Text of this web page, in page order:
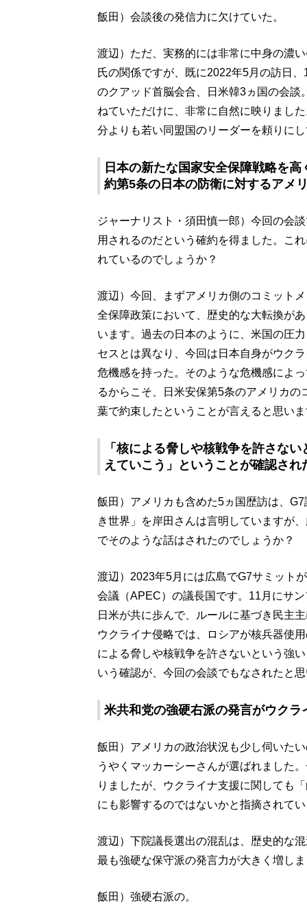
飯田）会談後の発信力に欠けていた。
渡辺）ただ、実務的には非常に中身の濃
氏の関係ですが、既に2022年5月の訪日
のクアッド首脳会合、日米韓3ヵ国の会
ねていただけに、非常に自然に映りまし
分よりも若い同盟国のリーダーを頼りに
日本の新たな国家安全保障戦略を
約第5条の日本の防衛に対するアメ
ジャーナリスト・須田慎一郎）今回の会
用されるのだという確約を得ました。こ
れているのでしょうか？
渡辺）今回、まずアメリカ側のコミット
全保障政策において、歴史的な大転換が
います。過去の日本のように、米国の圧
セスとは異なり、今回は日本自身がウク
危機感を持った。そのような危機感によ
るからこそ、日米安保第5条のアメリカ
葉で約束したということが言えると思い
「核による脅しや核戦争を許さな
えていこう」ということが確認され
飯田）アメリカも含めた5ヵ国歴訪は、
き世界」を岸田さんは言明していますが
でそのような話はされたのでしょうか？
渡辺）2023年5月には広島でG7サミット
会議（APEC）の議長国です。11月にサ
日米が共に歩んで、ルールに基づき民主
ウクライナ侵略では、ロシアが核兵器使
による脅しや核戦争を許さないという強
いう確認が、今回の会談でもなされたと
米共和党の強硬右派の発言がウク
飯田）アメリカの政治状況も少し伺いた
うやくマッカーシーさんが選ばれました
りましたが、ウクライナ支援に関しても
にも影響するのではないかと指摘されて
渡辺）下院議長選出の混乱は、歴史的な
最も強硬な保守派の発言力が大きく増し
飯田）強硬右派の。